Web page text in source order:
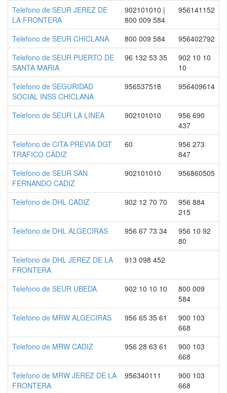
Telefono de SEUR JEREZ DE
LA FRONTERA
902101010 |
800 009 584
956141152
Telefono de SEUR CHICLANA 800 009 584
956402792
Telefono de SEUR PUERTO DE
SANTA MARIA
96 132 53 35
902 10 10
10
Telefono de SEGURIDAD
SOCIAL INSS CHICLANA
956537518 956409614
Telefono de SEUR LA LINEA 902101010
956 690
437
Telefono de CITA PREVIA DGT
TRAFICO CÁDIZ
60
956 273
847
Telefono de SEUR SAN
FERNANDO CADIZ
902101010 956860505
Telefono de DHL CADIZ 902 12 70 70
956 884
215
Telefono de DHL ALGECIRAS
956 67 73 34
956 10 92
80
Telefono de DHL JEREZ DE LA
FRONTERA
913 098 452
Telefono de SEUR UBEDA 902 10 10 10
800 009
584
Telefono de MRW ALGECIRAS
956 65 35 61
900 103
668
Telefono de MRW CADIZ
956 28 63 61
900 103
668
Telefono de MRW JEREZ DE LA
FRONTERA
956340111
900 103
668